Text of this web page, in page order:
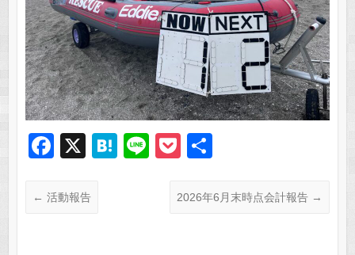
F
c
X
H
Li
P
ck
← 活動報告 2026年6月末時点会計報告 →